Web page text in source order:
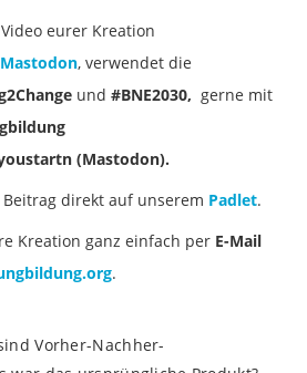
eurer Kreation
Mastodon, verwendet die
und #BNE2030, gerne mit
(Mastodon).
direkt auf unserem Padlet.
Kreation ganz einfach per E-Mail
.
Vorher-Nachher-